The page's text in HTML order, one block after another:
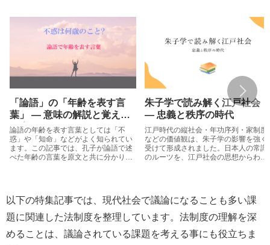
「論語」の「年齢を表す言
葉」 ― 意味の解説と覚え方
紹介
論語の年齢を表す言葉としては「不
惑」や「知命」などがよく知られてい
ます。この記事では、孔子が論語で述
べた年齢の言葉を原文と共に分かりや
朱子学で読み解く江戸社会
― 忠義と秩序の時代
江戸時代の縦社会・年功序列・家制度
などの価値観は、朱子学の影響を強く
受けて形成されました。日本人の常識
のルーツを、江戸社会の思想からわか
以下の特集記事では、現代社会で議論になることも多い課
題に関連した法制度を整理しています。法制度の理解を深
めることは、議論されている課題を考える事にも役立ちま